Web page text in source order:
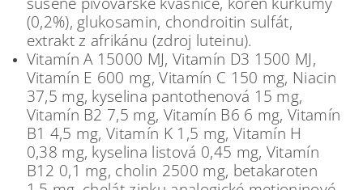
(0,2%), glukosamin, chondroitin sulfát,
extrakt z afrikánu (zdroj luteinu).
Vitamín A 15000 MJ, Vitamín D3 1500 MJ,
Vitamín E 600 mg, Vitamín C 150 mg, Niacin
37,5 mg, kyselina pantothenová 15 mg,
Vitamín B2 7,5 mg, Vitamín B6 6 mg, Vitamín
B1 4,5 mg, Vitamín K 1,5 mg, Vitamín H
0,38 mg, kyselina listová 0,45 mg, Vitamín
B12 0,1 mg, cholin 2500 mg, betakaroten